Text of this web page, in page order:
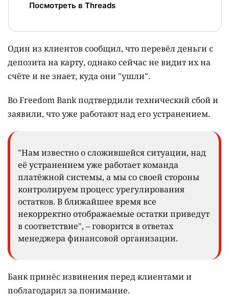
Посмотреть в Threads
Один из клиентов сообщил, что перевёл деньги с
депозита на карту, однако сейчас не видит их на
счёте и не знает, куда они "ушли".
Во Freedom Bank подтвердили технический сбой и
заявили, что уже работают над его устранением.
"Нам известно о сложившейся ситуации, над
её устранением уже работает команда
платёжной системы, а мы со своей стороны
контролируем процесс урегулирования
остатков. В ближайшее время все
некорректно отображаемые остатки приведут
в соответствие", – говорится в ответах
менеджера финансовой организации.
Банк принёс извинения перед клиентами и
поблагодарил за понимание.